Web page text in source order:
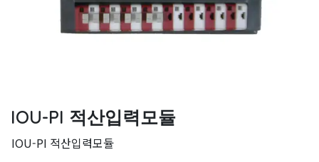
IOU-PI 적산입력모듈
IOU-PI 적산입력모듈